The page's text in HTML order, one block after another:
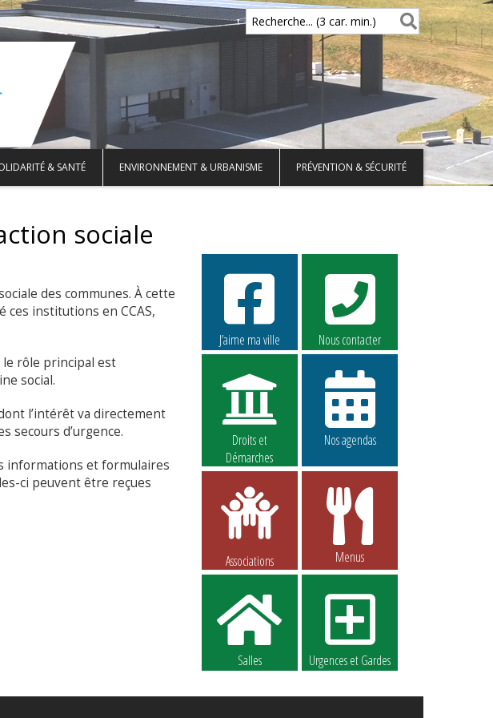
Recherche... (3 car. min.)
& SANTÉ ENVIRONNEMENT & URBANISME PRÉVENTION & SÉCURITÉ
sociale
des communes. À cette
ces institutions en CCAS,
le rôle principal est
social.
l’intérêt va directement
secours d’urgence.
informations et formulaires
ci peuvent être reçues
J’aime ma ville Nous contacter
Droits et
Démarches
Nos agendas
Associations Menus
Salles Urgences et Gardes